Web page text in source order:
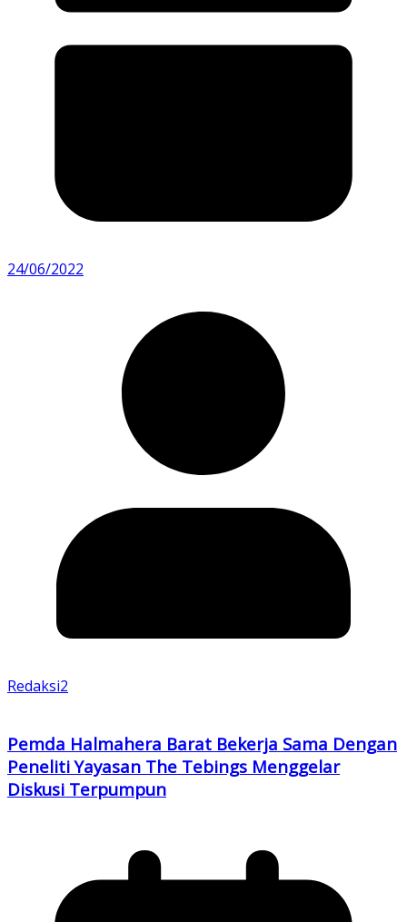
24/06/2022
Redaksi2
Pemda Halmahera Barat Bekerja Sama Dengan
Peneliti Yayasan The Tebings Menggelar
Diskusi Terpumpun